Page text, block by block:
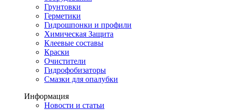
Грунтовки
Герметики
Гидрошпонки и профили
Химическая Защита
Клеевые составы
Краски
Очистители
Гидрофобизаторы
Смазки для опалубки
Информация
Новости и статьи